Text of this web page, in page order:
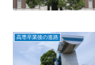
高専卒業後の進路